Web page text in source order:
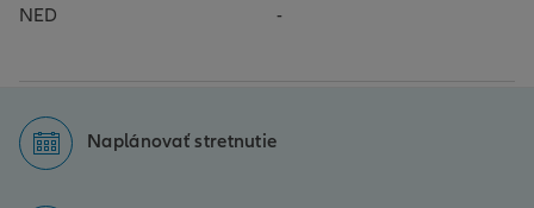
NED
-
Naplánovať stretnutie